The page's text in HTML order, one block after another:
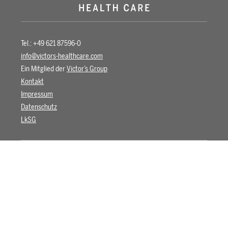
Tel.: +49 621 87596-0
info@victors-healthcare.com
Ein Mitglied derVictor’s Group
Kontakt
Impressum
Datenschutz
LkSG